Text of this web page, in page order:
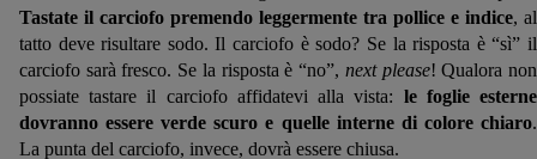
Tastate il carciofo premendo leggermente tra pollice e indice, al
tatto deve risultare sodo. Il carciofo è sodo? Se la risposta è “sì” il
carciofo sarà fresco. Se la risposta è “no”, next please! Qualora non
possiate tastare il carciofo affidatevi alla vista: le foglie esterne
dovranno essere verde scuro e quelle interne di colore chiaro.
La punta del carciofo, invece, dovrà essere chiusa.